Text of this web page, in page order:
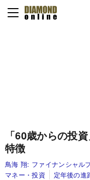
「60歳からの投
特徴
鳥海 翔: ファイナンシャル
マネー・投資
定年後の進